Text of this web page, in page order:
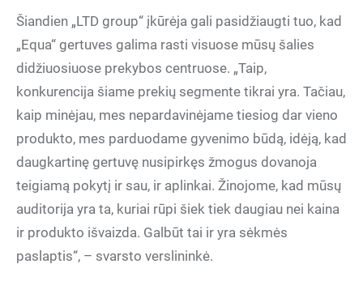
Šiandien „LTD group“ įkūrėja gali pasidžiaugti tuo, kad
„Equa“ gertuves galima rasti visuose mūsų šalies
didžiuosiuose prekybos centruose. „Taip,
konkurencija šiame prekių segmente tikrai yra. Tačiau,
kaip minėjau, mes nepardavinėjame tiesiog dar vieno
produkto, mes parduodame gyvenimo būdą, idėją, kad
daugkartinę gertuvę nusipirkęs žmogus dovanoja
teigiamą pokytį ir sau, ir aplinkai. Žinojome, kad mūsų
auditorija yra ta, kuriai rūpi šiek tiek daugiau nei kaina
ir produkto išvaizda. Galbūt tai ir yra sėkmės
paslaptis“, – svarsto verslininkė.